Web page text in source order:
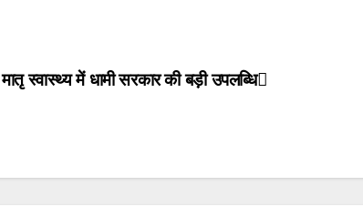
मातृ स्वास्थ्य में धामी सरकार की बड़ी उपलब्धि